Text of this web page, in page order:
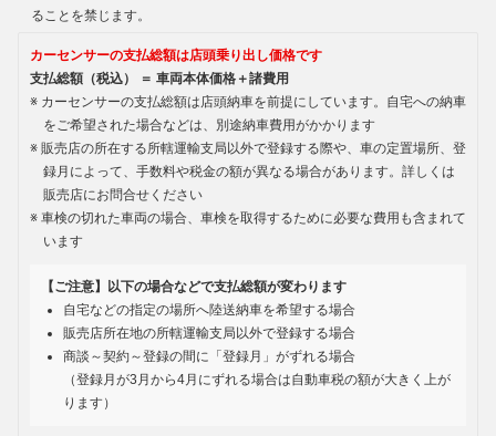
ることを禁じます。
カーセンサーの支払総額は店頭乗り出し価格です
支払総額（税込） ＝ 車両本体価格＋諸費用
カーセンサーの支払総額は店頭納車を前提にしています。自宅への納車
をご希望された場合などは、別途納車費用がかかります
販売店の所在する所轄運輸支局以外で登録する際や、車の定置場所、登
録月によって、手数料や税金の額が異なる場合があります。詳しくは
販売店にお問合せください
車検の切れた車両の場合、車検を取得するために必要な費用も含まれて
います
【ご注意】以下の場合などで支払総額が変わります
自宅などの指定の場所へ陸送納車を希望する場合
販売店所在地の所轄運輸支局以外で登録する場合
商談～契約～登録の間に「登録月」がずれる場合
（登録月が3月から4月にずれる場合は自動車税の額が大きく上が
ります）